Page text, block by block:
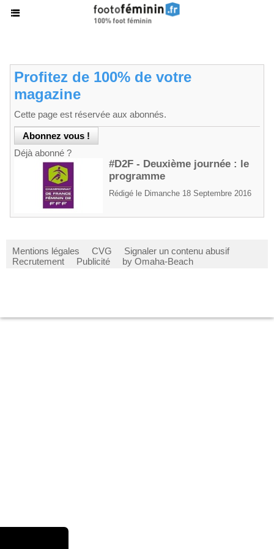
Profitez de 100% de votre
magazine
Cette page est réservée aux abonnés.
Déjà abonné ?
#D2F - Deuxième journée : le
programme
Rédigé le Dimanche 18 Septembre 2016
Mentions légales CVG
Signaler un contenu abusif
Recrutement
Publicité by Omaha-Beach